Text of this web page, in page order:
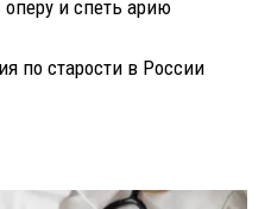
и спеть арию
по старости в России